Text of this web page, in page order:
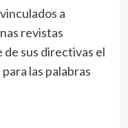
a
revistas
sus directivas el
las palabras